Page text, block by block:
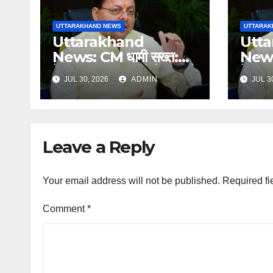
UTTARAKHAND NEWS
Uttarakhand
News: CM धामी सख्त:
हेल्पलाइन-1905 की शिकायतों
में लापरवाही पर होगी कार्रवाई,
शून्य प्रदर्शन वाले अधिकारियों
JUL 30, 2026 ADMIN
में
शून्य
JUL
Leave a Reply
Your email address will not be published. Required
Comment*